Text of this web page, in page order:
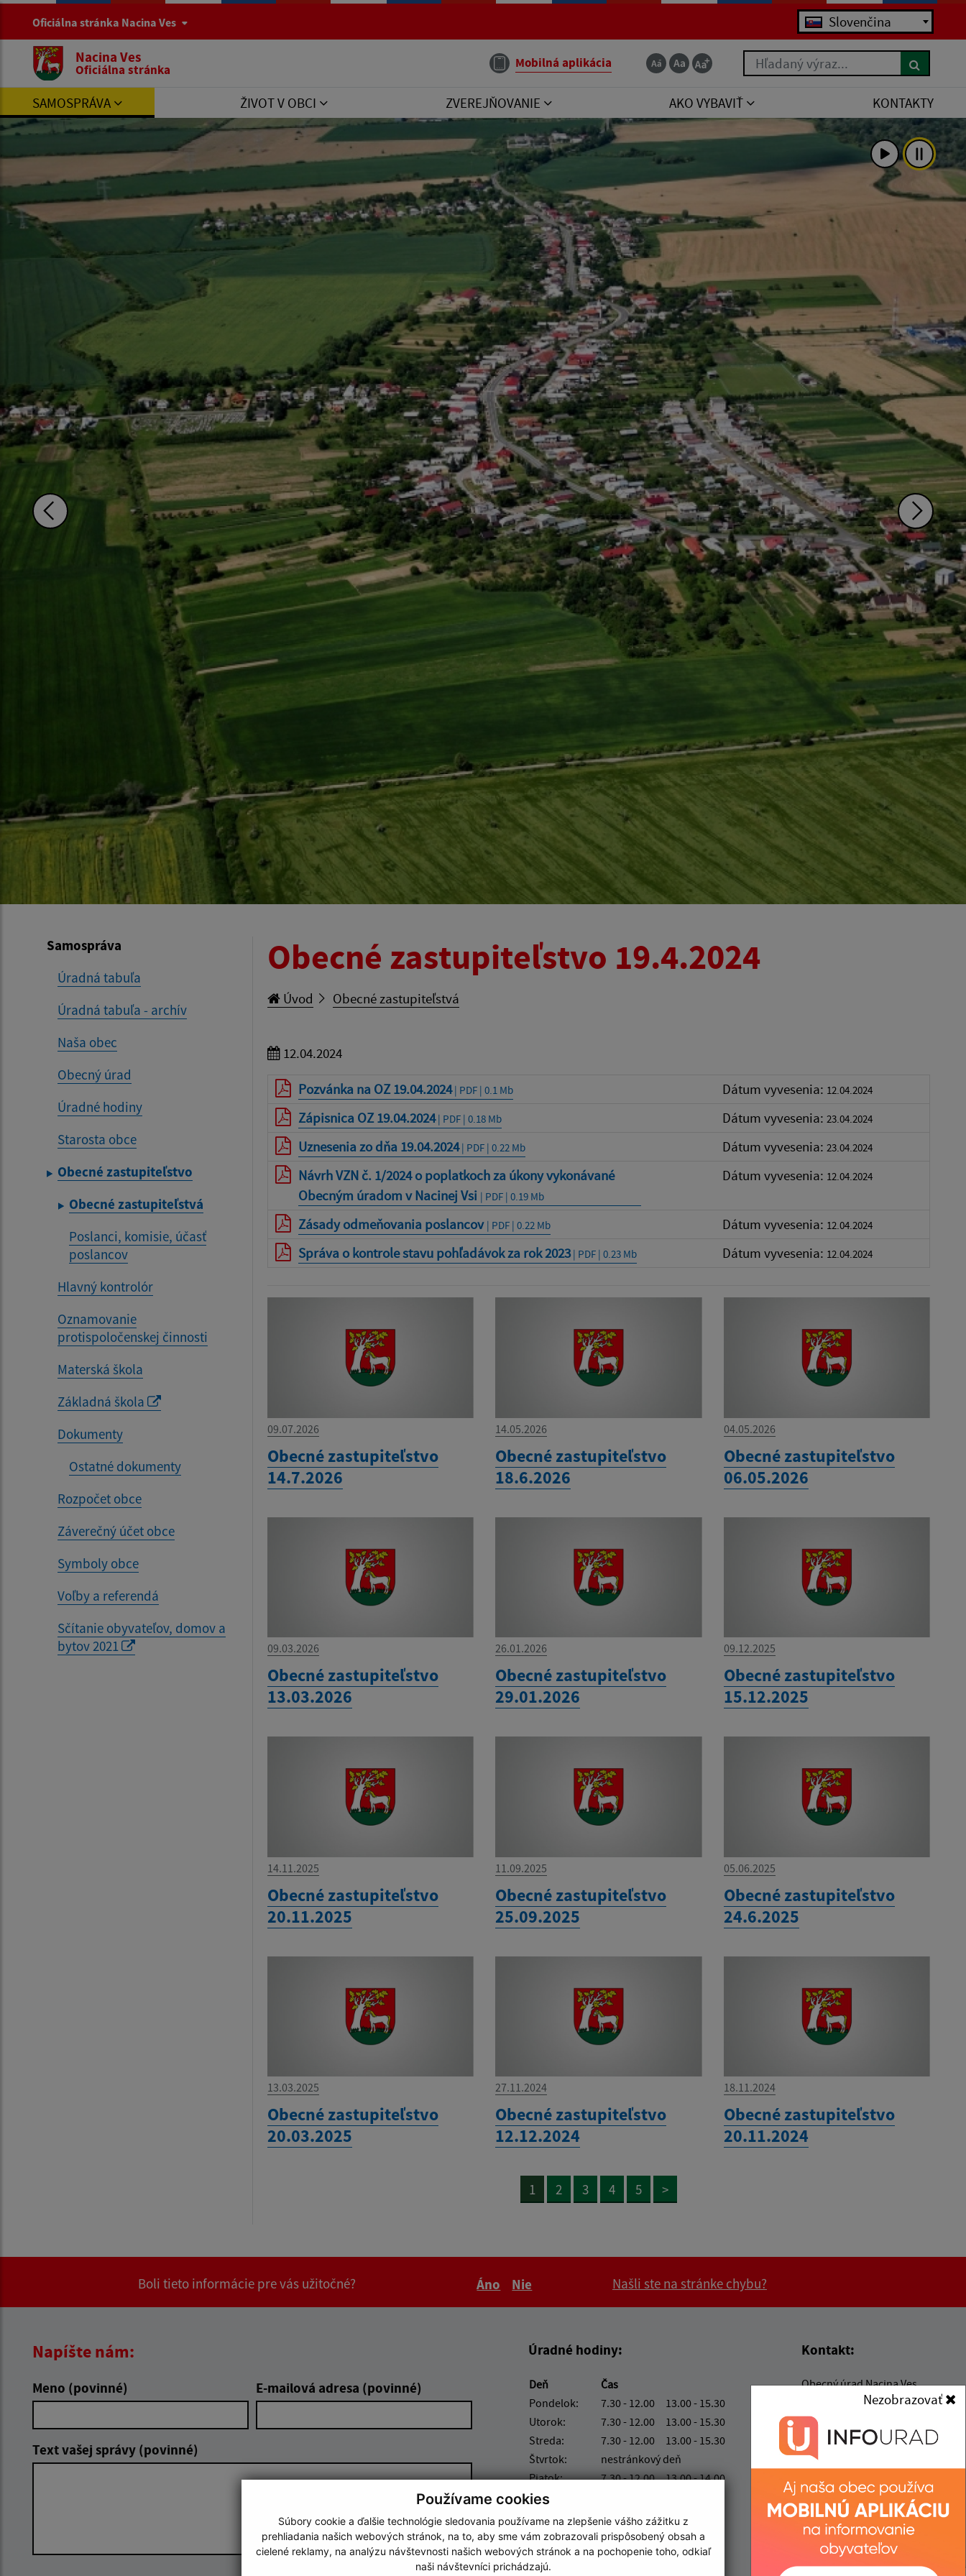
Používame cookies
Súbory cookie a ďalšie technológie sledovania používame na zlepšenie vášho zážitku z
prehliadania našich webových stránok, na to, aby sme vám zobrazovali prispôsobený obsah a
cielené reklamy, na analýzu návštevnosti našich webových stránok a na pochopenie toho, odkiaľ
naši návštevníci prichádzajú.
Nezobrazovať
Oficiálna stránka Nacina Ves Jazyk Slovenčina
Nacina Ves
Oficiálna stránka Mobilná aplikácia Hľadaný výraz...
SAMOSPRÁVA ŽIVOT V OBCI ZVEREJŇOVANIE AKO VYBAVIŤ KONTAKTY
Samospráva
Úradná tabuľa
Úradná tabuľa - archív
Naša obec
Obecný úrad
Úradné hodiny
Starosta obce
Obecné zastupiteľstvo
Obecné zastupiteľstvá
Poslanci, komisie, účasť
poslancov
Hlavný kontrolór
Oznamovanie
protispoločenskej činnosti
Materská škola
Základná škola
Dokumenty
Ostatné dokumenty
Rozpočet obce
Záverečný účet obce
Symboly obce
Voľby a referendá
Sčítanie obyvateľov, domov a
bytov 2021
Obecné zastupiteľstvo 19.4.2024
Úvod Obecné zastupiteľstvá
12.04.2024
Pozvánka na OZ 19.04.2024| PDF | 0.1 Mb Dátum vyvesenia: 12.04.2024
Zápisnica OZ 19.04.2024| PDF | 0.18 Mb Dátum vyvesenia: 23.04.2024
Uznesenia zo dňa 19.04.2024| PDF | 0.22 Mb Dátum vyvesenia: 23.04.2024
Návrh VZN č. 1/2024 o poplatkoch za úkony vykonávané
Obecným úradom v Nacinej Vsi | PDF | 0.19 Mb
Dátum vyvesenia: 12.04.2024
Zásady odmeňovania poslancov | PDF | 0.22 Mb Dátum vyvesenia: 12.04.2024
Správa o kontrole stavu pohľadávok za rok 2023| PDF | 0.23 Mb Dátum vyvesenia: 12.04.2024
09.07.2026
Obecné zastupiteľstvo
14.7.2026
14.05.2026
Obecné zastupiteľstvo
18.6.2026
04.05.2026
Obecné zastupiteľstvo
06.05.2026
09.03.2026
Obecné zastupiteľstvo
13.03.2026
26.01.2026
Obecné zastupiteľstvo
29.01.2026
09.12.2025
Obecné zastupiteľstvo
15.12.2025
14.11.2025
Obecné zastupiteľstvo
20.11.2025
11.09.2025
Obecné zastupiteľstvo
25.09.2025
05.06.2025
Obecné zastupiteľstvo
24.6.2025
13.03.2025
Obecné zastupiteľstvo
20.03.2025
27.11.2024
Obecné zastupiteľstvo
12.12.2024
18.11.2024
Obecné zastupiteľstvo
20.11.2024
1 2 3 4 5 >
Boli tieto informácie pre vás užitočné?
Áno
Nie
Našli ste na stránke chybu?
Napíšte nám:
Meno (povinné) E-mailová adresa (povinné)
Text vašej správy (povinné)
Úradné hodiny:
Deň
Čas
Pondelok:
7.30 - 12.00 13.00 - 15.30
Utorok:
7.30 - 12.00 13.00 - 15.30
Streda:
7.30 - 12.00 13.00 - 15.30
Štvrtok:
nestránkový deň
Piatok:
7.30 - 12.00 13.00 - 14.00
Kontakt:
Obecný úrad Nacina Ves
Nacina Ves 229
072 21 Nacina Ves
nacinaves@nacinaves.sk
+421 56 649 82 24
IČO: 00 325 511